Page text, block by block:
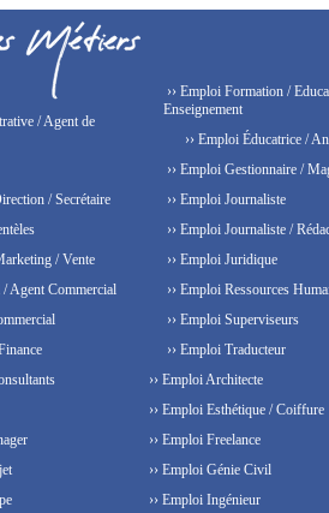
/ Agent de
/ Secrétaire
/ Vente
/ Agent Commercial
›› Emploi Formation /
Enseignement
›› Emploi Éducatrice /
›› Emploi Gestionnaire /
›› Emploi Journaliste
›› Emploi Journaliste /
›› Emploi Juridique
›› Emploi Ressources
›› Emploi Superviseurs
›› Emploi Traducteur
›› Emploi Architecte
›› Emploi Esthétique / Coiffure
›› Emploi Freelance
›› Emploi Génie Civil
›› Emploi Ingénieur